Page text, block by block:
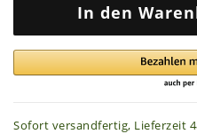
In den
Sofort versandfertig, Lieferzeit